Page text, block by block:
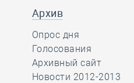
Архив
Опрос дня
Голосования
Архивный сайт
Новости 2012-2013